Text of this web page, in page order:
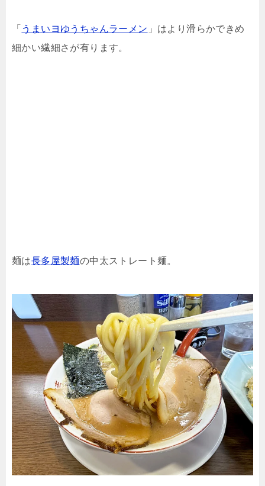
「 うまいヨゆうちゃんラーメン 」はより滑らかできめ
細かい繊細さが有ります。
麺は長多屋製麺の中太ストレート麺。